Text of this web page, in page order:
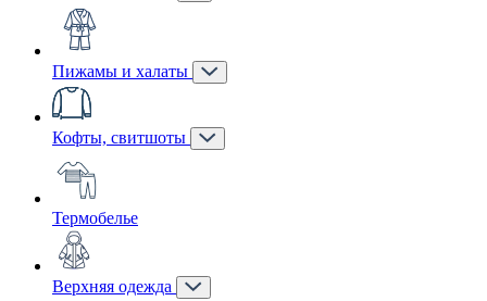
Пижамы и халаты
Кофты, свитшоты
Термобелье
Верхняя одежда